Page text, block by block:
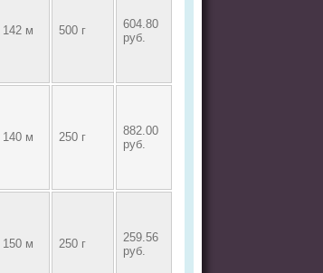
142 м 500 г
604.80
руб.
140 м 250 г
882.00
руб.
150 м 250 г
259.56
руб.